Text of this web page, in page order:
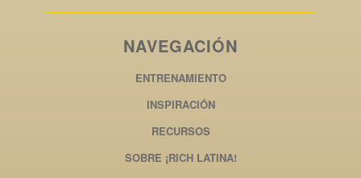
NAVEGACIÓN
ENTRENAMIENTO
INSPIRACIÓN
RECURSOS
SOBRE ¡RICH LATINA!